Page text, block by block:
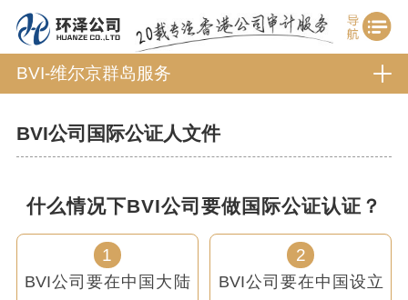
BVI-维尔京群岛服务
BVI公司国际公证人文件
什么情况下BVI公司要做国际公证认证？
1
BVI公司要在中国大陆
2
BVI公司要在中国设立